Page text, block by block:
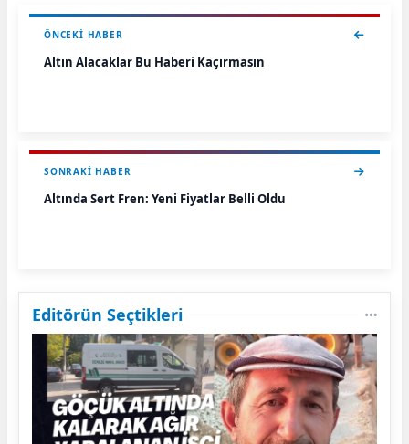
ÖNCEKI HABER
Altın Alacaklar Bu Haberi Kaçırmasın
SONRAKI HABER
Altında Sert Fren: Yeni Fiyatlar Belli Oldu
Editörün Seçtikleri